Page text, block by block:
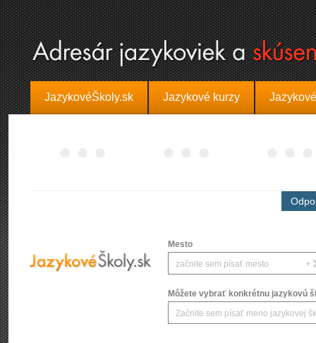
JazykovéŠkoly.sk Jazykové kurzy
Mesto
Môžete vybrať konkrétnu jazykovú